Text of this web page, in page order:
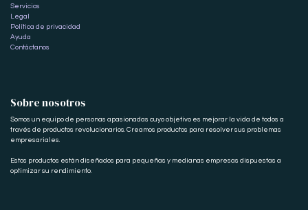
Servicios
Legal
Política de privacidad
Ayuda
Contáctanos
Sobre nosotros
Somos un equipo de personas apasionadas cuyo objetivo es mejorar la vida de todos a
través de productos revolucionarios. Creamos productos para resolver sus problemas
empresariales.
Estos productos están diseñados para pequeñas y medianas empresas dispuestas a
optimizar su rendimiento.